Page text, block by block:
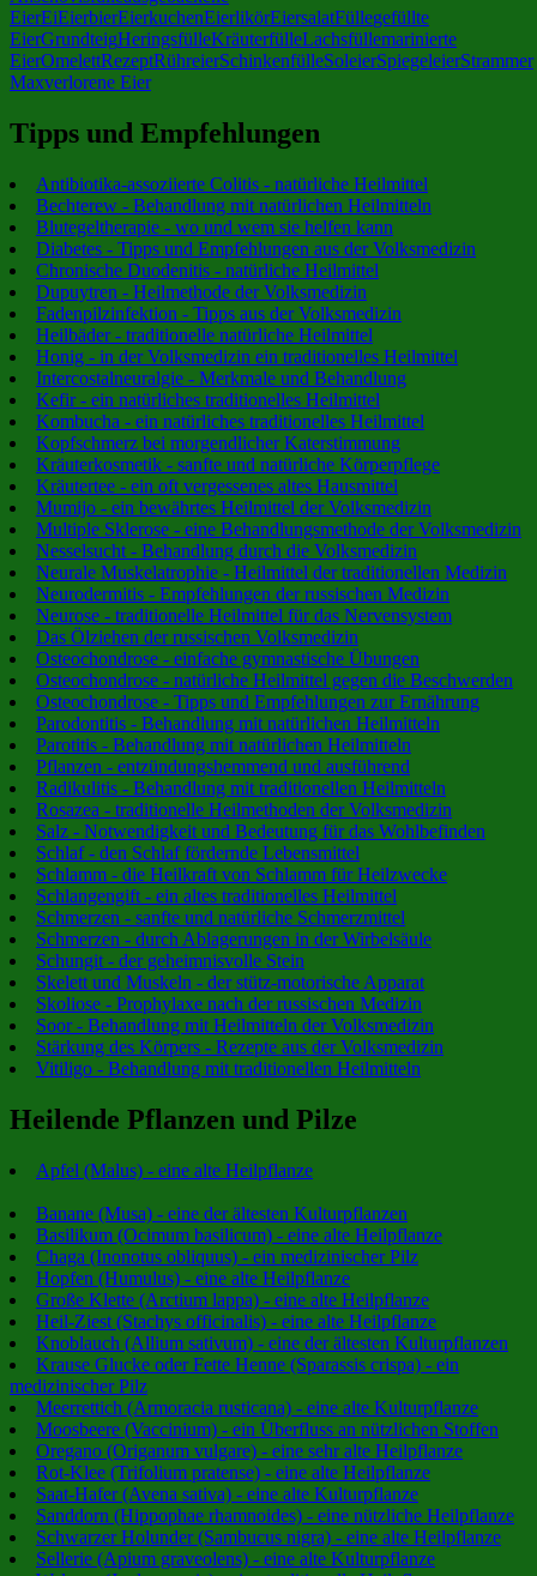
EierEiEierbierEierkuchenEierlikörEiersalatFüllegefüllte
EierGrundteigHeringsfülleKräuterfülleLachsfüllemarinierte
EierOmelettRezeptRühreierSchinkenfülleSoleierSpiegeleierStrammer
Maxverlorene Eier
Tipps und Empfehlungen
Antibiotika-assoziierte Colitis - natürliche Heilmittel
Bechterew - Behandlung mit natürlichen Heilmitteln
Blutegeltherapie - wo und wem sie helfen kann
Diabetes - Tipps und Empfehlungen aus der Volksmedizin
Chronische Duodenitis - natürliche Heilmittel
Dupuytren - Heilmethode der Volksmedizin
Fadenpilzinfektion - Tipps aus der Volksmedizin
Heilbäder - traditionelle natürliche Heilmittel
Honig - in der Volksmedizin ein traditionelles Heilmittel
Intercostalneuralgie - Merkmale und Behandlung
Kefir - ein natürliches traditionelles Heilmittel
Kombucha - ein natürliches traditionelles Heilmittel
Kopfschmerz bei morgendlicher Katerstimmung
Kräuterkosmetik - sanfte und natürliche Körperpflege
Kräutertee - ein oft vergessenes altes Hausmittel
Mumijo - ein bewährtes Heilmittel der Volksmedizin
Multiple Sklerose - eine Behandlungsmethode der Volksmedizin
Nesselsucht - Behandlung durch die Volksmedizin
Neurale Muskelatrophie - Heilmittel der traditionellen Medizin
Neurodermitis - Empfehlungen der russischen Medizin
Neurose - traditionelle Heilmittel für das Nervensystem
Das Ölziehen der russischen Volksmedizin
Osteochondrose - einfache gymnastische Übungen
Osteochondrose - natürliche Heilmittel gegen die Beschwerden
Osteochondrose - Tipps und Empfehlungen zur Ernährung
Parodontitis - Behandlung mit natürlichen Heilmitteln
Parotitis - Behandlung mit natürlichen Heilmitteln
Pflanzen - entzündungshemmend und ausführend
Radikulitis - Behandlung mit traditionellen Heilmitteln
Rosazea - traditionelle Heilmethoden der Volksmedizin
Salz - Notwendigkeit und Bedeutung für das Wohlbefinden
Schlaf - den Schlaf fördernde Lebensmittel
Schlamm - die Heilkraft von Schlamm für Heilzwecke
Schlangengift - ein altes traditionelles Heilmittel
Schmerzen - sanfte und natürliche Schmerzmittel
Schmerzen - durch Ablagerungen in der Wirbelsäule
Schungit - der geheimnisvolle Stein
Skelett und Muskeln - der stütz-motorische Apparat
Skoliose - Prophylaxe nach der russischen Medizin
Soor - Behandlung mit Heilmitteln der Volksmedizin
Stärkung des Körpers - Rezepte aus der Volksmedizin
Vitiligo - Behandlung mit traditionellen Heilmitteln
Heilende Pflanzen und Pilze
Apfel (Malus) - eine alte Heilpflanze
Banane (Musa) - eine der ältesten Kulturpflanzen
Basilikum (Ocimum basilicum) - eine alte Heilpflanze
Chaga (Inonotus obliquus) - ein medizinischer Pilz
Hopfen (Humulus) - eine alte Heilpflanze
Große Klette (Arctium lappa) - eine alte Heilpflanze
Heil-Ziest (Stachys officinalis) - eine alte Heilpflanze
Knoblauch (Allium sativum) - eine der ältesten Kulturpflanzen
Krause Glucke oder Fette Henne (Sparassis crispa) - ein
medizinischer Pilz
Meerrettich (Armoracia rusticana) - eine alte Kulturpflanze
Moosbeere (Vaccinium) - ein Überfluss an nützlichen Stoffen
Oregano (Origanum vulgare) - eine sehr alte Heilpflanze
Rot-Klee (Trifolium pratense) - eine alte Heilpflanze
Saat-Hafer (Avena sativa) - eine alte Kulturpflanze
Sanddorn (Hippophae rhamnoides) - eine nützliche Heilpflanze
Schwarzer Holunder (Sambucus nigra) - eine alte Heilpflanze
Sellerie (Apium graveolens) - eine alte Kulturpflanze